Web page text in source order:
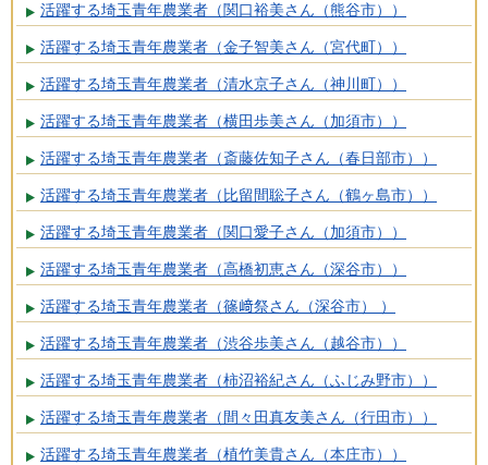
活躍する埼玉青年農業者（関口裕美さん（熊谷市））
活躍する埼玉青年農業者（金子智美さん（宮代町））
活躍する埼玉青年農業者（清水京子さん（神川町））
活躍する埼玉青年農業者（横田歩美さん（加須市））
活躍する埼玉青年農業者（斎藤佐知子さん（春日部市））
活躍する埼玉青年農業者（比留間聡子さん（鶴ヶ島市））
活躍する埼玉青年農業者（関口愛子さん（加須市））
活躍する埼玉青年農業者（高橋初恵さん（深谷市））
活躍する埼玉青年農業者（篠﨑祭さん（深谷市） ）
活躍する埼玉青年農業者（渋谷歩美さん（越谷市））
活躍する埼玉青年農業者（柿沼裕紀さん（ふじみ野市））
活躍する埼玉青年農業者（間々田真友美さん（行田市））
活躍する埼玉青年農業者（植竹美貴さん（本庄市））